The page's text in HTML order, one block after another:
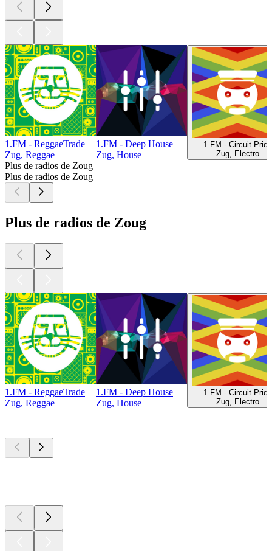
1.FM - ReggaeTrade
Zug, Reggae
1.FM - Deep House
Zug, House
1.FM - Circuit Pride
Zug, Electro
Plus de radios de Zoug
Plus de radios de Zoug
Plus de radios de Zoug
1.FM - ReggaeTrade
Zug, Reggae
1.FM - Deep House
Zug, House
1.FM - Circuit Pride
Zug, Electro